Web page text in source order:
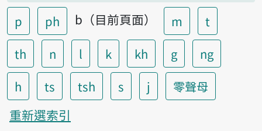
p
ph b（目前頁面） m
t
th
n l k kh g
ng
h
ts tsh s j
零聲母
重新選索引